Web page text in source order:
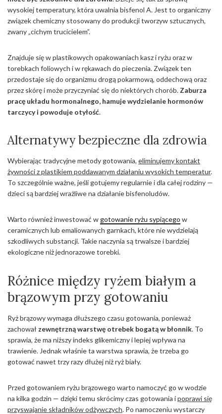
wysokiej temperatury, która uwalnia bisfenol A. Jest to organiczny
związek chemiczny stosowany do produkcji tworzyw sztucznych,
zwany „cichym trucicielem”.
Znajduje się w plastikowych opakowaniach kasz i ryżu oraz w
torebkach foliowych i w rękawach do pieczenia. Związek ten
przedostaje się do organizmu drogą pokarmową, oddechową oraz
przez skórę i może przyczyniać się do niektórych chorób. Zaburza
pracę układu hormonalnego, hamuje wydzielanie hormonów
tarczycy i powoduje otyłość.
Alternatywy bezpieczne dla zdrowia
Wybierając tradycyjne metody gotowania, eliminujemy kontakt
żywności z plastikiem poddawanym działaniu wysokich temperatur.
To szczególnie ważne, jeśli gotujemy regularnie i dla całej rodziny —
dzieci są bardziej wrażliwe na działanie bisfenoludów.
Warto również inwestować wgotowanie ryżu sypiącego w
ceramicznych lub emaliowanych garnkach, które nie wydzielają
szkodliwych substancji. Takie naczynia są trwalsze i bardziej
ekologiczne niż jednorazowe torebki.
Różnice między ryżem białym a
brązowym przy gotowaniu
Ryż brązowy wymaga dłuższego czasu gotowania, ponieważ
zachował zewnętrzną warstwę otrebek bogatą w błonnik. To
sprawia, że ma niższy indeks glikemiczny i lepiej wpływa na
trawienie. Jednak właśnie ta warstwa sprawia, że trzeba go
gotować nawet trzy razy dłużej niż ryż biały.
Przed gotowaniem ryżu brązowego warto namoczyć go w wodzie
na kilka godzin — dzięki temu skrócimy czas gotowania ipoprawi się
przyswajanie składników odżywczych. Po namoczeniu wystarczy